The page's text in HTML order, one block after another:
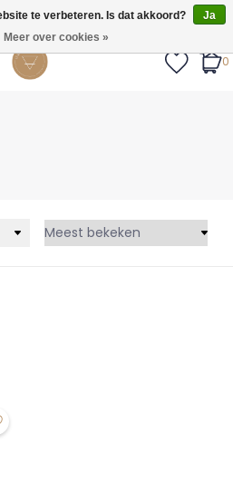
vanaf €55.
0
te verbeteren. Is dat akkoord?
Ja
Meer over cookies »